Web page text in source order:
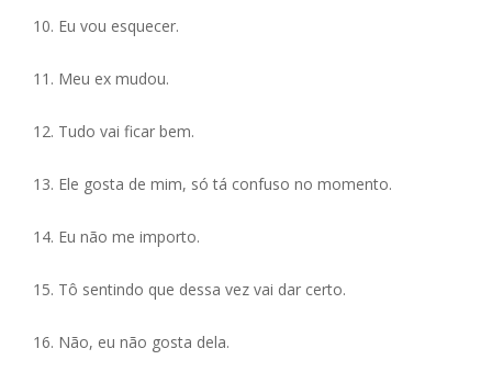
10. Eu vou esquecer.
11. Meu ex mudou.
12. Tudo vai ficar bem.
13. Ele gosta de mim, só tá confuso no momento.
14. Eu não me importo.
15. Tô sentindo que dessa vez vai dar certo.
16. Não, eu não gosta dela.